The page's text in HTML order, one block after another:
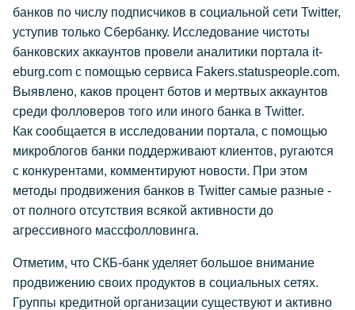
банков по числу подписчиков в социальной сети Twitter,
уступив только Сбербанку. Исследование чистоты
банковских аккаунтов провели аналитики портала it-
eburg.com с помощью сервиса Fakers.statuspeople.com.
Выявлено, каков процент ботов и мертвых аккаунтов
среди фолловеров того или иного банка в Twitter.
Как сообщается в исследовании портала, с помощью
микроблогов банки поддерживают клиентов, ругаются
с конкурентами, комментируют новости. При этом
методы продвижения банков в Twitter самые разные -
от полного отсутствия всякой активности до
агрессивного массфолловинга.
Отметим, что СКБ-банк уделяет большое внимание
продвижению своих продуктов в социальных сетях.
Группы кредитной организации существуют и активно